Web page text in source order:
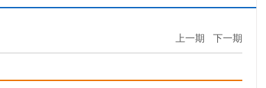
上一期 下一期